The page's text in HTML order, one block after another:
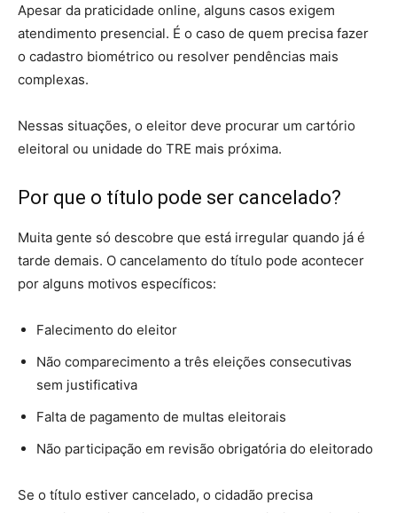
Apesar da praticidade online, alguns casos exigem
atendimento presencial. É o caso de quem precisa fazer
o cadastro biométrico ou resolver pendências mais
complexas.
Nessas situações, o eleitor deve procurar um cartório
eleitoral ou unidade do TRE mais próxima.
Por que o título pode ser cancelado?
Muita gente só descobre que está irregular quando já é
tarde demais. O cancelamento do título pode acontecer
por alguns motivos específicos:
Falecimento do eleitor
Não comparecimento a três eleições consecutivas
sem justificativa
Falta de pagamento de multas eleitorais
Não participação em revisão obrigatória do eleitorado
Se o título estiver cancelado, o cidadão precisa